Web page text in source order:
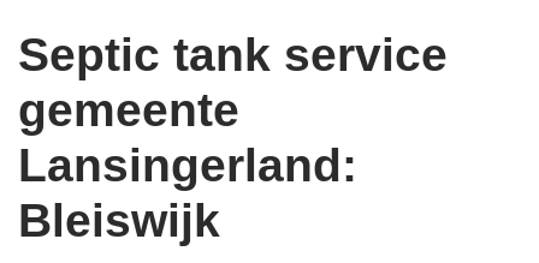
Septic tank service
gemeente
Lansingerland:
Bleiswijk